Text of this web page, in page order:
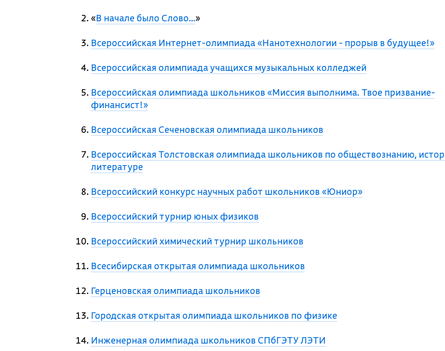
«В начале было Слово…»
Всероссийская Интернет-олимпиада «Нанотехнологии - прорыв в будущее!»
Всероссийская олимпиада учащихся музыкальных колледжей
Всероссийская олимпиада школьников «Миссия выполнима. Твое призвание-
финансист!»
Всероссийская Сеченовская олимпиада школьников
Всероссийская Толстовская олимпиада школьников по обществознанию,
литературе
Всероссийский конкурс научных работ школьников «Юниор»
Всероссийский турнир юных физиков
Всероссийский химический турнир школьников
Всесибирская открытая олимпиада школьников
Герценовская олимпиада школьников
Городская открытая олимпиада школьников по физике
Инженерная олимпиада школьников СПбГЭТУ ЛЭТИ